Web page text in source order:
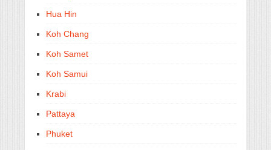
Hua Hin
Koh Chang
Koh Samet
Koh Samui
Krabi
Pattaya
Phuket